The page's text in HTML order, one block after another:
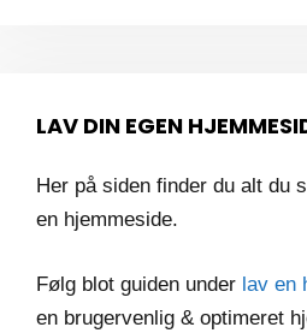
LAV DIN EGEN
Her på siden finder du alt du
en hjemmeside.
Følg blot guiden under lav en
en brugervenlig & optimeret